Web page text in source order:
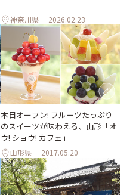
神奈川県 2026.02.23
本日オープン! フルーツたっぷり
のスイーツが味わえる、山形「オ
ウ! ショウ! カフェ」
山形県 2017.05.20